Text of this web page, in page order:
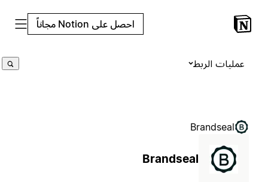
احصل على Notion مجاناً
عمليات الربط
Brandseal
Brandseal